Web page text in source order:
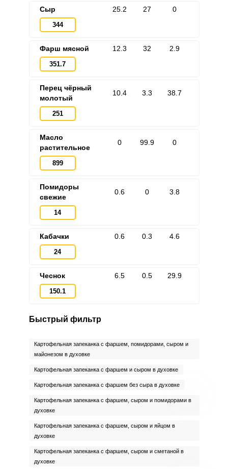
Сыр
344
25.2 27 0
Фарш мясной
351.7
12.3 32 2.9
Перец чёрный
молотый
251
10.4 3.3 38.7
Масло
растительное
899
0 99.9 0
Помидоры
свежие
14
0.6 0 3.8
Кабачки
24
0.6 0.3 4.6
Чеснок
150.1
6.5 0.5 29.9
Быстрый фильтр
Картофельная запеканка с фаршем, помидорами, сыром и
майонезом в духовке
Картофельная запеканка с фаршем и сыром в духовке
Картофельная запеканка с фаршем без сыра в духовке
Картофельная запеканка с фаршем, сыром и помидорами в
духовке
Картофельная запеканка с фаршем, сыром и яйцом в
духовке
Картофельная запеканка с фаршем, сыром и сметаной в
духовке